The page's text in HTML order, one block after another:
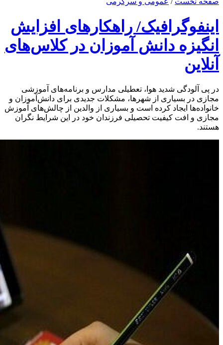
اینفوگرافیک/ راهکار‌های افزایش
انگیزه دانش‌ آموزان در کلاس‌های
آنلاین
در پی آلودگی شدید هوا، تعطیلی مدارس و برنامه‌های آموزشی
مجازی در بسیاری از شهرها، مشکلات جدیدی برای دانش‌آموزان و
خانواده‌ها ایجاد کرده است و بسیاری از والدین از چالش‌های آموزش
مجازی و افت کیفیت تحصیلی فرزندان خود در این شرایط نگران
هستند.